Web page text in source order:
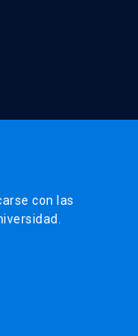
con las